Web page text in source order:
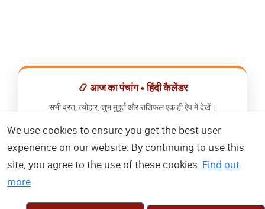
📿 आज का पंचांग • हिंदी कैलेंडर
सभी व्रत, त्योहार, शुभ मुहूर्त और राशिफल एक ही ऐप में देखें।
📅 हिंदी कैलेंडर ऐप डाउनलोड करें
We use cookies to ensure you get the best user
experience on our website. By continuing to use this
site, you agree to the use of these cookies. Find out
more